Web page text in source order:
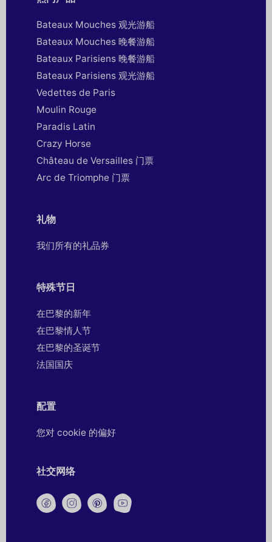
Bateaux Mouches 观光游船
Bateaux Mouches 晚餐游船
Bateaux Parisiens 晚餐游船
Bateaux Parisiens 观光游船
Vedettes de Paris
Moulin Rouge
Paradis Latin
Crazy Horse
Château de Versailles 门票
Arc de Triomphe 门票
礼物
我们所有的礼品券
特殊节日
在巴黎的新年
在巴黎情人节
在巴黎的圣诞节
法国国庆
配置
您对 cookie 的偏好
社交网络